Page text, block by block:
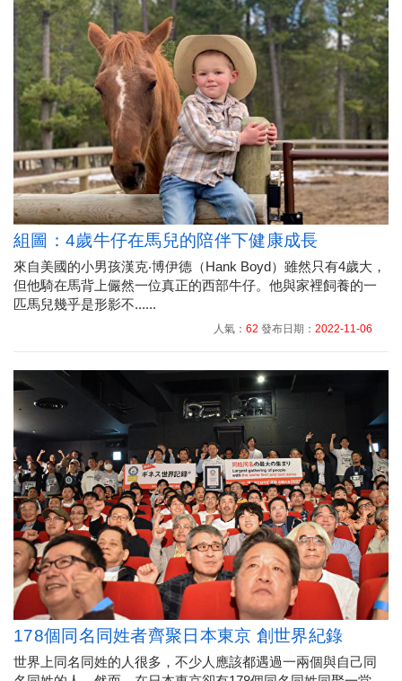
組圖：4歲牛仔在馬兒的陪伴下健康成長
來自美國的小男孩漢克‧博伊德（Hank Boyd）雖然只有4歲大，
但他騎在馬背上儼然一位真正的西部牛仔。他與家裡飼養的一
匹馬兒幾乎是形影不......
人氣： 62 發布日期： 2022-11-06
178個同名同姓者齊聚日本東京 創世界紀錄
世界上同名同姓的人很多，不少人應該都遇過一兩個與自己同